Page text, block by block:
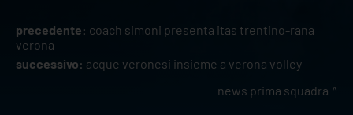
precedente: coach simoni presenta itas trentino-rana
verona
successivo: acque veronesi insieme a verona volley
news prima squadra